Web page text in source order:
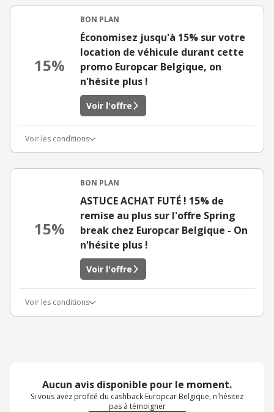
15%
BON PLAN
Économisez jusqu'à 15% sur votre
location de véhicule durant cette
promo Europcar Belgique, on
n'hésite plus !
Voir l'offre
Voir les conditions
15%
BON PLAN
ASTUCE ACHAT FUTÉ ! 15% de
remise au plus sur l'offre Spring
break chez Europcar Belgique - On
n'hésite plus !
Voir l'offre
Voir les conditions
Aucun avis disponible pour le moment.
Si vous avez profité du cashback Europcar Belgique, n'hésitez
pas à témoigner